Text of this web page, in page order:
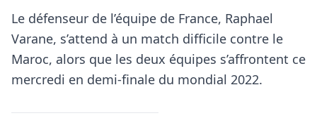
Le défenseur de l’équipe de France, Raphael
Varane, s’attend à un match difficile contre le
Maroc, alors que les deux équipes s’affrontent ce
mercredi en demi-finale du mondial 2022.